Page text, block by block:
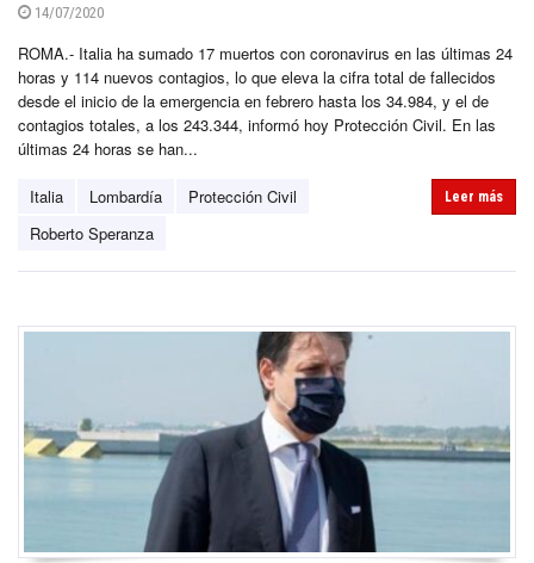
14/07/2020
ROMA.- Italia ha sumado 17 muertos con coronavirus en las últimas 24
horas y 114 nuevos contagios, lo que eleva la cifra total de fallecidos
desde el inicio de la emergencia en febrero hasta los 34.984, y el de
contagios totales, a los 243.344, informó hoy Protección Civil. En las
últimas 24 horas se han...
Italia Lombardía
Protección Civil
Roberto Speranza
Leer más